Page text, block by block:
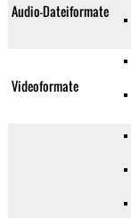
Audio-Dateiformate
Videoformate